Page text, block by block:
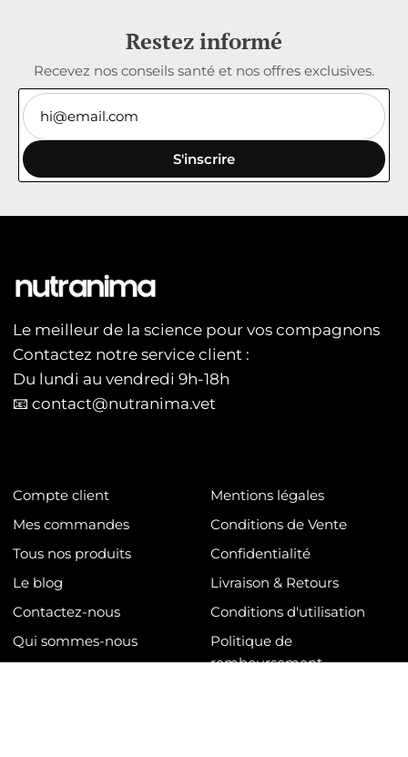
Restez informé
Recevez nos conseils santé et nos offres exclusives.
S'inscrire
Le meilleur de la science pour vos compagnons
Contactez notre service client :
Du lundi au vendredi 9h-18h
📧 contact@nutranima.vet
Compte client
Mes commandes
Tous nos produits
Le blog
Contactez-nous
Qui sommes-nous
Mentions légales
Conditions de Vente
Confidentialité
Livraison & Retours
Conditions d'utilisation
Politique de
remboursement